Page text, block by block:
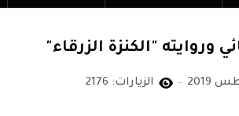
وروايته "الكنزة الزرقاء"
الزيارات: 2176